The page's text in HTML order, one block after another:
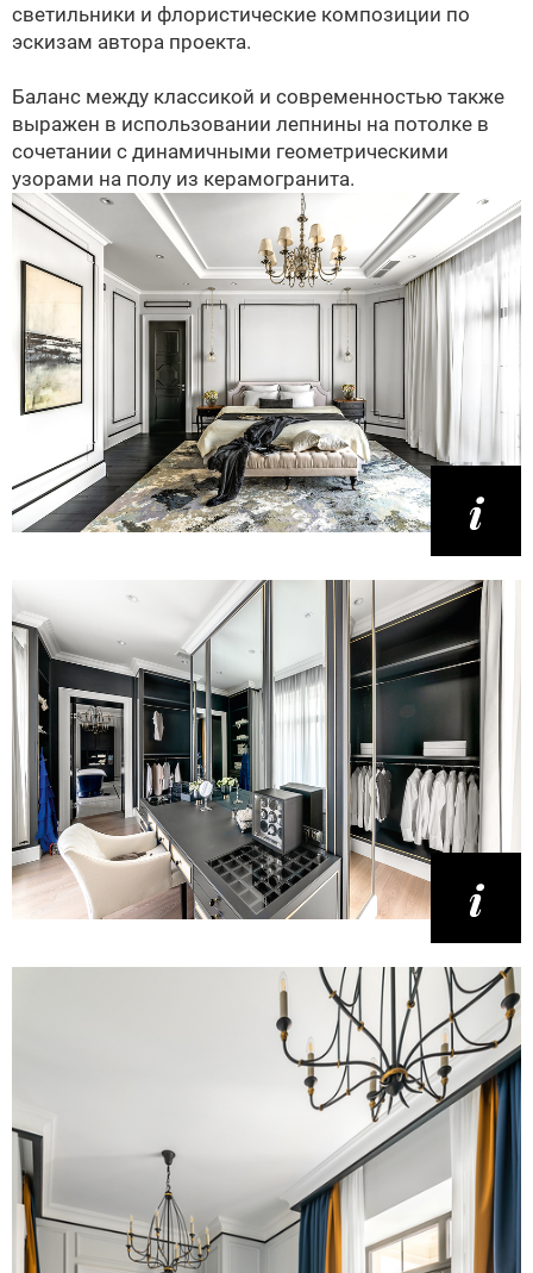
светильники и флористические композиции по
эскизам автора проекта.
Баланс между классикой и современностью также
выражен в использовании лепнины на потолке в
сочетании с динамичными геометрическими
узорами на полу из керамогранита.